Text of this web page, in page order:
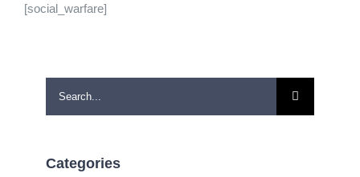
[social_warfare]
Search
for:
Categories